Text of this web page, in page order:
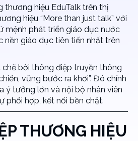
thương hiệu EduTalk trên thị
hiệu “More than just talk” với
mệnh phát triển giáo dục nước
nền giáo dục tiên tiến nhất trên
bởi thông điệp truyền thông
vững bước ra khơi”. Đó chính
ý tưởng lớn và nội bộ nhân viên
phối hợp, kết nối bền chặt.
THƯƠNG HIỆU